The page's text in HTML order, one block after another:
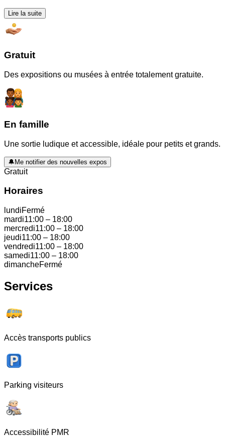
Lire la suite
Gratuit
Des expositions ou musées à entrée totalement gratuite.
En famille
Une sortie ludique et accessible, idéale pour petits et grands.
🔔Me notifier des nouvelles expos
Gratuit
Horaires
lundiFermé
mardi11:00 – 18:00
mercredi11:00 – 18:00
jeudi11:00 – 18:00
vendredi11:00 – 18:00
samedi11:00 – 18:00
dimancheFermé
Services
Accès transports publics
Parking visiteurs
Accessibilité PMR